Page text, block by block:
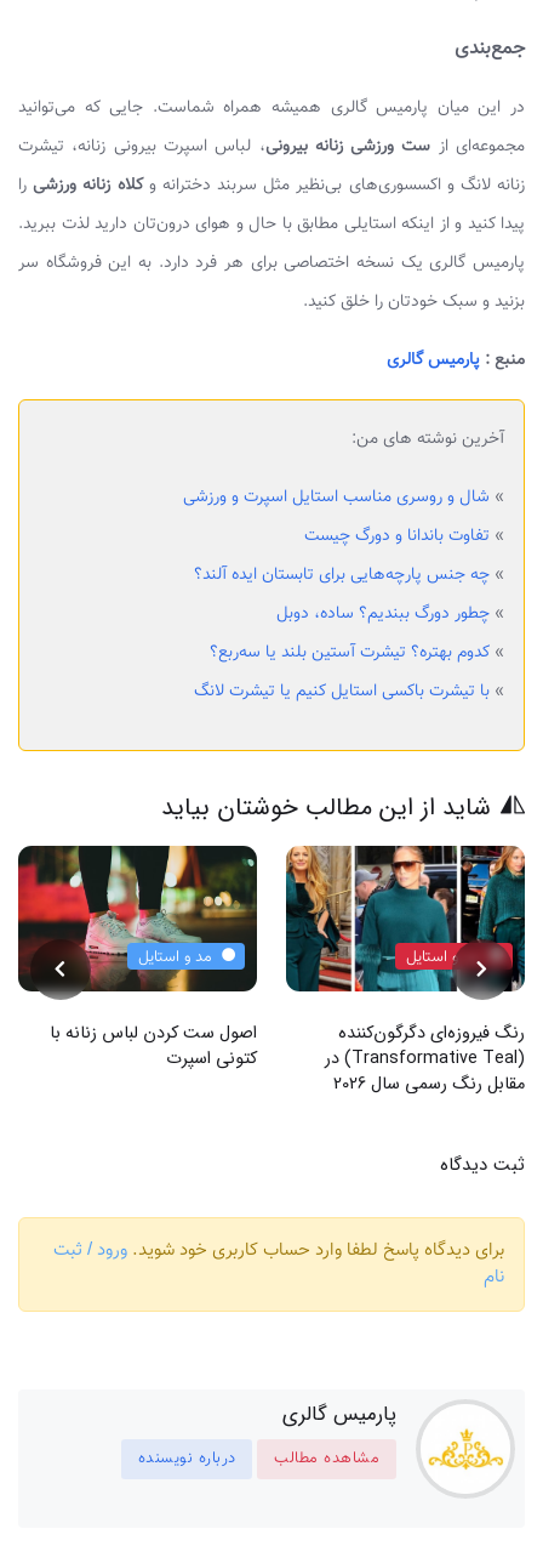
جمع‌بندی
در این میان پارمیس گالری همیشه همراه شماست. جایی که می‌توانید
مجموعه‌ای از ست ورزشی زنانه بیرونی، لباس اسپرت بیرونی زنانه، تیشرت
زنانه لانگ و اکسسوری‌های بی‌نظیر مثل سربند دخترانه وکلاه زنانه ورزشیرا
پیدا کنید و از اینکه استایلی مطابق با حال و هوای درون‌تان دارید لذت ببرید.
پارمیس گالری یک نسخه اختصاصی برای هر فرد دارد. به این فروشگاه سر
بزنید و سبک خودتان را خلق کنید.
منبع : پارمیس گالری
آخرین نوشته های من:
» شال و روسری مناسب استایل اسپرت و ورزشی
» تفاوت باندانا و دورگ چیست
» چه جنس پارچه‌هایی برای تابستان ایده آلند؟
» چطور دورگ ببندیم؟ ساده، دوبل
» کدوم بهتره؟ تیشرت آستین بلند یا سه‌ربع؟
» با تیشرت باکسی استایل کنیم یا تیشرت لانگ
شاید از این مطالب خوشتان بیاید
مد و استایل
رنگ فیروزه‌ای دگرگون‌کننده
(Transformative Teal) در
مقابل رنگ رسمی سال 2026
مد و استایل
اصول ست کردن لباس زنانه با
کتونی اسپرت
ثبت دیدگاه
برای دیدگاه پاسخ لطفا وارد حساب کاربری خود شوید. ورود / ثبت
نام
پارمیس گالری
مشاهده مطالب درباره نویسنده